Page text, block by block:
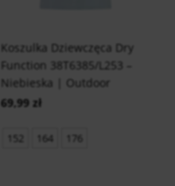
Koszulka Dziewczęca Dry
Function 38T6385/L253 –
Niebieska | Outdoor
69,99 zł
152 164 176